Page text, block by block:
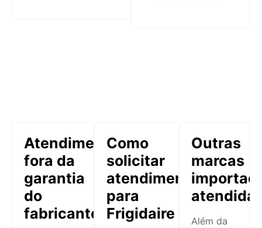
Atendimento
fora da
garantia
do
fabricante
Como
solicitar
atendimento
para
Frigidaire
Outras
marcas
Além da